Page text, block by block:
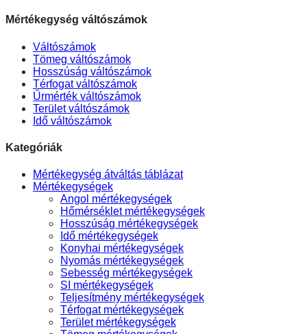
Mértékegység váltószámok
Váltószámok
Tömeg váltószámok
Hosszúság váltószámok
Térfogat váltószámok
Űrmérték váltószámok
Terület váltószámok
Idő váltószámok
Kategóriák
Mértékegység átváltás táblázat
Mértékegységek
Angol mértékegységek
Hőmérséklet mértékegységek
Hosszúság mértékegységek
Idő mértékegységek
Konyhai mértékegységek
Nyomás mértékegységek
Sebesség mértékegységek
SI mértékegységek
Teljesítmény mértékegységek
Térfogat mértékegységek
Terület mértékegységek